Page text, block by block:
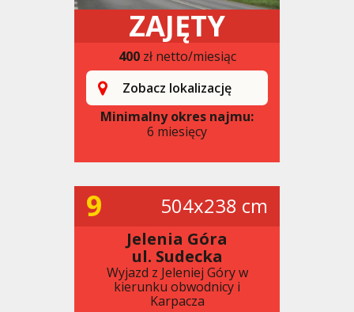
ZAJĘTY
400zł netto/miesiąc
Zobacz lokalizację
Minimalny okres najmu:
6 miesięcy
9 504x238 cm
Jelenia Góra
ul. Sudecka
Wyjazd z Jeleniej Góry w
kierunku obwodnicy i
Karpacza